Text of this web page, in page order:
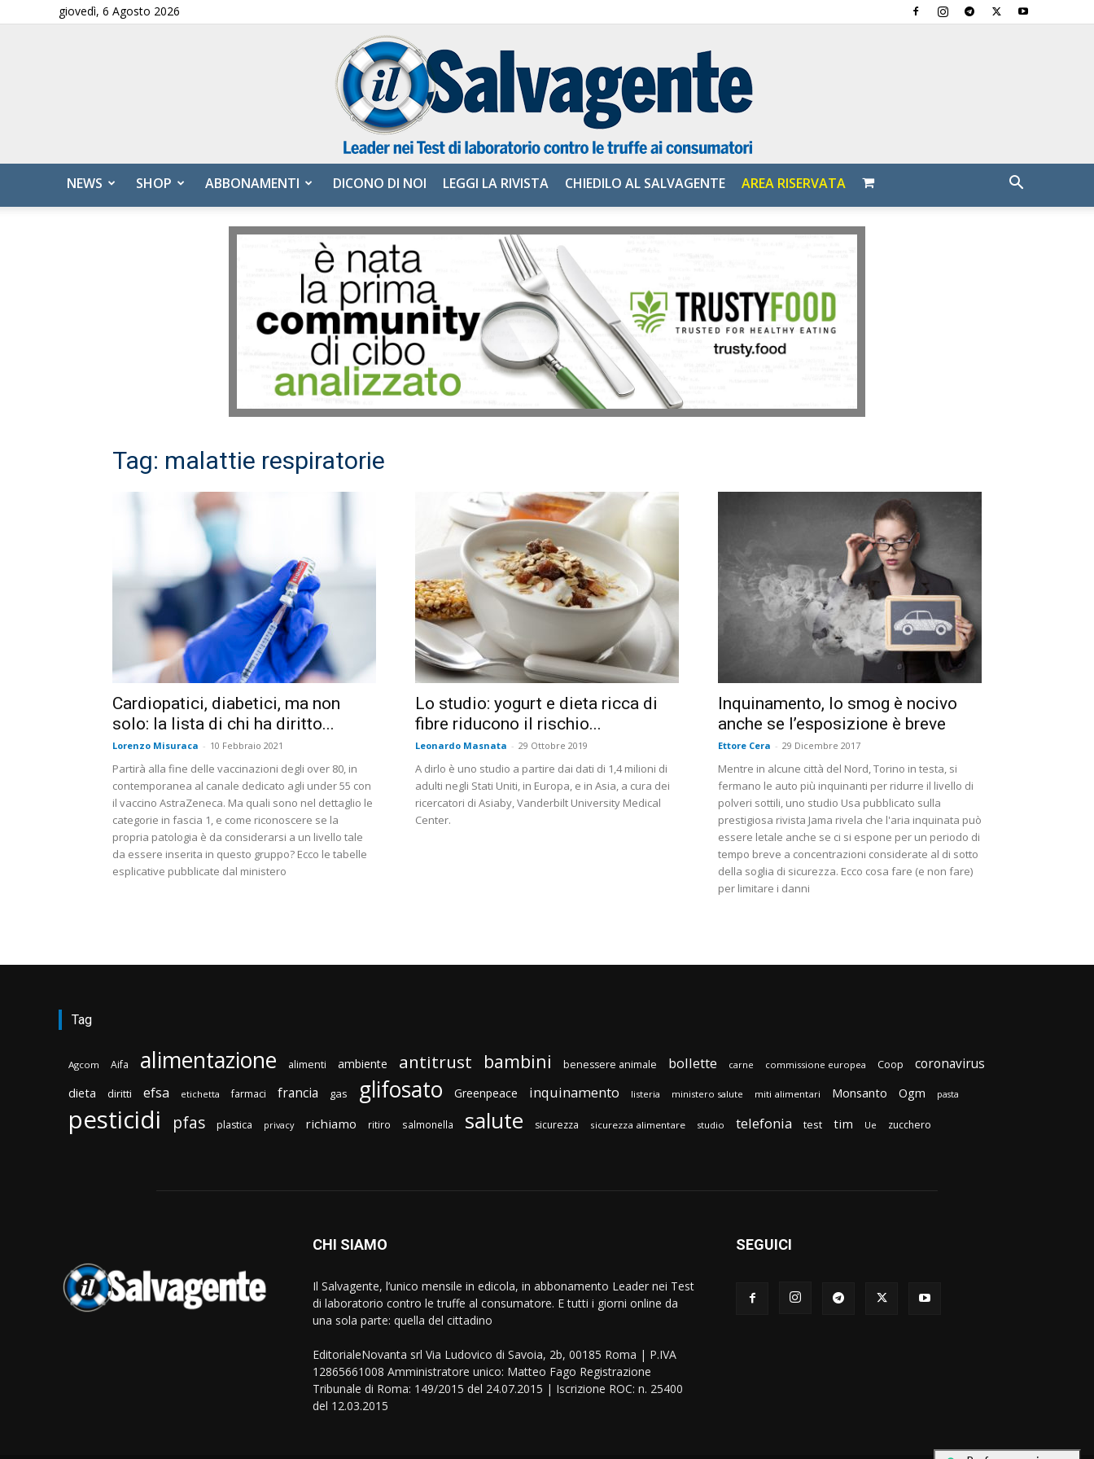
giovedì, 6 Agosto 2026
Salvagente
NEWS SHOP ABBONAMENTI DICONO DI NOI LEGGI LA RIVISTA CHIEDILO AL SALVAGENTE AREA RISERVATA
Tag: malattie respiratorie
Cardiopatici, diabetici, ma non
solo: la lista di chi ha diritto...
Lorenzo Misuraca - 10 Febbraio 2021
Partirà alla fine delle vaccinazioni degli over 80, in
contemporanea al canale dedicato agli under 55 con
il vaccino AstraZeneca. Ma quali sono nel dettaglio le
categorie in fascia 1, e come riconoscere se la
propria patologia è da considerarsi a un livello tale
da essere inserita in questo gruppo? Ecco le tabelle
esplicative pubblicate dal ministero
Lo studio: yogurt e dieta ricca di
fibre riducono il rischio...
Leonardo Masnata - 29 Ottobre 2019
A dirlo è uno studio a partire dai dati di 1,4 milioni di
adulti negli Stati Uniti, in Europa, e in Asia, a cura dei
ricercatori di Asiaby, Vanderbilt University Medical
Center.
Inquinamento, lo smog è nocivo
anche se l’esposizione è breve
Ettore Cera - 29 Dicembre 2017
Mentre in alcune città del Nord, Torino in testa, si
fermano le auto più inquinanti per ridurre il livello di
polveri sottili, uno studio Usa pubblicato sulla
prestigiosa rivista Jama rivela che l'aria inquinata può
essere letale anche se ci si espone per un periodo di
tempo breve a concentrazioni considerate al di sotto
della soglia di sicurezza. Ecco cosa fare (e non fare)
per limitare i danni
Tag
Agcom Aifa alimentazione alimenti ambiente antitrust bambini benessere animale bollette carne commissione europea Coop coronavirus
dieta diritti efsa etichetta farmaci francia gas glifosato Greenpeace inquinamento listeria ministero salute miti alimentari Monsanto Ogm pasta
pesticidi pfas plastica privacy richiamo ritiro salmonella salute sicurezza sicurezza alimentare studio telefonia test tim Ue zucchero
CHI SIAMO
Il Salvagente, l’unico mensile in edicola, in abbonamento Leader nei Test
di laboratorio contro le truffe al consumatore. E tutti i giorni online da
una sola parte: quella del cittadino
EditorialeNovanta srl Via Ludovico di Savoia, 2b, 00185 Roma | P.IVA
12865661008 Amministratore unico: Matteo Fago Registrazione
Tribunale di Roma: 149/2015 del 24.07.2015 | Iscrizione ROC: n. 25400
del 12.03.2015
SEGUICI